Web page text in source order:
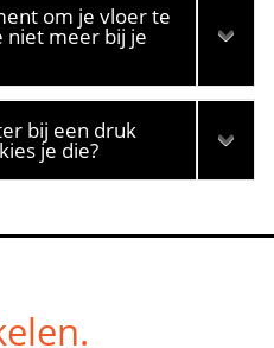
om je vloer te
niet meer bij je
bij een druk
je die?